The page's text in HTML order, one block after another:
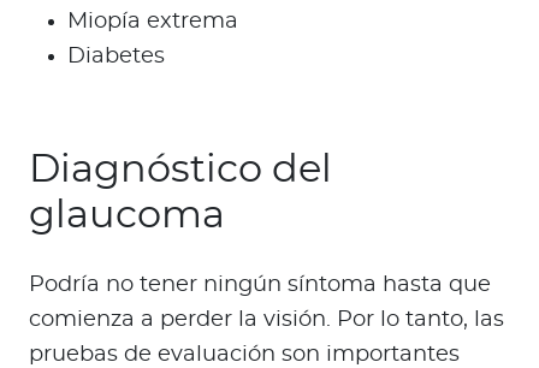
Miopía extrema
Diabetes
Diagnóstico del
glaucoma
Podría no tener ningún síntoma hasta que
comienza a perder la visión. Por lo tanto, las
pruebas de evaluación son importantes